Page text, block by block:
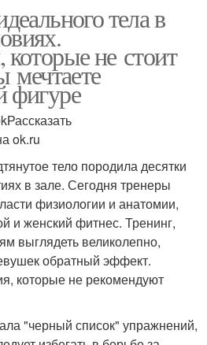
тела в
не стоит
мечтаете
фигуре
ok.ru
тело породила десятки
в зале. Сегодня тренеры
физиологии и анатомии,
и женский фитнес. Тренинг,
выглядеть великолепно,
обратный эффект.
которые не рекомендуют
"черный список" упражнений,